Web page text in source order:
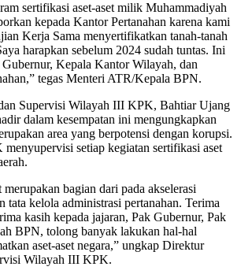
sertifikasi aset-aset milik Muhammadiyah
kepada Kantor Pertanahan karena kami
Kerja Sama menyertifikatkan tanah-tanah
harapkan sebelum 2024 sudah tuntas. Ini
Kepala Kantor Wilayah, dan
tegas Menteri ATR/Kepala BPN.
Supervisi Wilayah III KPK, Bahtiar Ujang
dalam kesempatan ini mengungkapkan
area yang berpotensi dengan korupsi.
setiap kegiatan sertifikasi aset
bagian dari pada akselerasi
tata kelola administrasi pertanahan. Terima
kasih kepada jajaran, Pak Gubernur, Pak
BPN, tolong banyak lakukan hal-hal
aset-aset negara,” ungkap Direktur
Wilayah III KPK.